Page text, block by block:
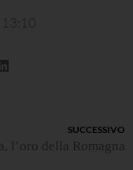
13:10
SUCCESSIVO
l’oro della Romagna